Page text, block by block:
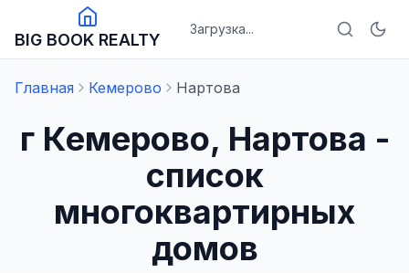
BIG BOOK REALTY
Загрузка...
Главная Кемерово Нартова
г Кемерово, Нартова -
список
многоквартирных
домов